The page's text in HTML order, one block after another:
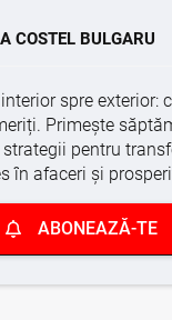
COSTEL BULGARU
spre exterior:
Primește
pentru
în afaceri și
ABONEAZĂ-TE